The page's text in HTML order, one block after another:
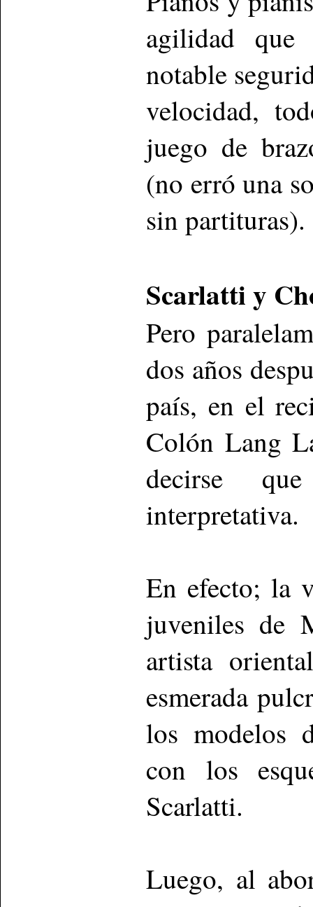
agilidad que
notable
velocidad,
juego de
(no erró una
sin
Scarlatti y
Pero
dos años
país, en el
Colón Lang
decirse
interpretativa.
En efecto; la
juveniles de
artista
esmerada
los modelos
con los
Scarlatti.
Luego, al